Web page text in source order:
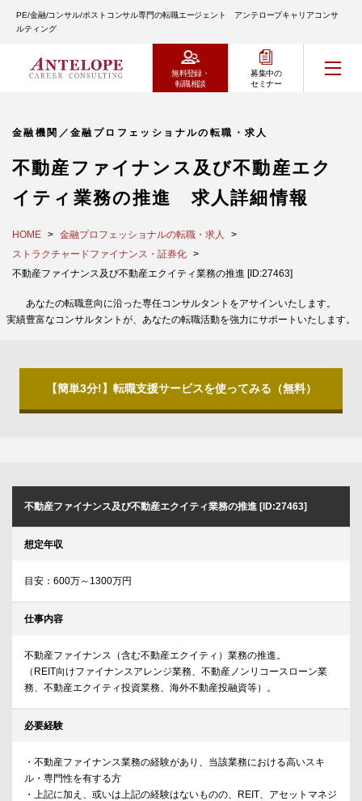
PE/金融/コンサル/ポストコンサル専門の転職エージェント アンテロープキャリアコンサ
ルティング
無料登録・
転職相談
募集中の
セミナー
金融機関／金融プロフェッショナルの転職・求人
不動産ファイナンス及び不動産エク
イティ業務の推進 求人詳細情報
HOME
金融プロフェッショナルの転職・求人
ストラクチャードファイナンス・証券化
不動産ファイナンス及び不動産エクイティ業務の推進 [ID:27463]
あなたの転職意向に沿った専任コンサルタントをアサインいたします。
実績豊富なコンサルタントが、あなたの転職活動を強力にサポートいたします。
【簡単3分!】転職支援サービスを使ってみる（無料）
不動産ファイナンス及び不動産エクイティ業務の推進 [ID:27463]
想定年収
目安：600万～1300万円
仕事内容
不動産ファイナンス（含む不動産エクイティ）業務の推進。
（REIT向けファイナンスアレンジ業務、不動産ノンリコースローン業
務、不動産エクイティ投資業務、海外不動産投融資等）。
必要経験
・不動産ファイナンス業務の経験があり、当該業務における高いスキ
ル・専門性を有する方
・上記に加え、或いは上記の経験はないものの、REIT、アセットマネジ